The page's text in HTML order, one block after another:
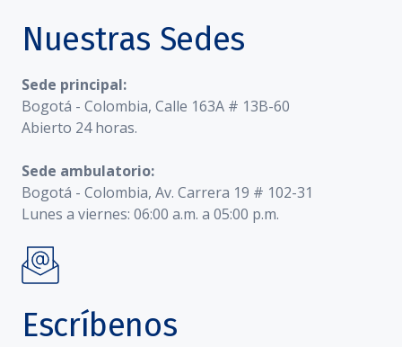
Nuestras Sedes
Sede principal:
Bogotá - Colombia, Calle 163A # 13B-60
Abierto 24 horas.
Sede ambulatorio:
Bogotá - Colombia, Av. Carrera 19 # 102-31
Lunes a viernes: 06:00 a.m. a 05:00 p.m.
Escríbenos